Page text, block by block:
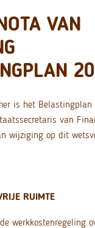
VAN
is het
van
wijziging op dit
RUIMTE
werkkostenregeling